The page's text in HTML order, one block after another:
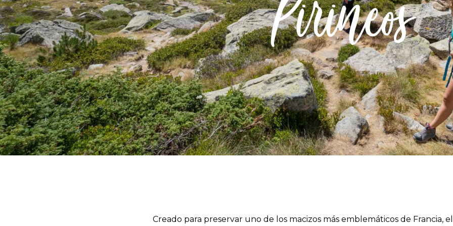
la
Creado para preservar uno de los macizos más emblemáticos de Francia, el